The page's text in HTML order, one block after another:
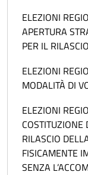
ELEZIONI
APERTURA
PER IL
ELEZIONI
MODALITÀ DI
ELEZIONI
COSTITUZIONE
RILASCIO
FISICAMENTE
SENZA